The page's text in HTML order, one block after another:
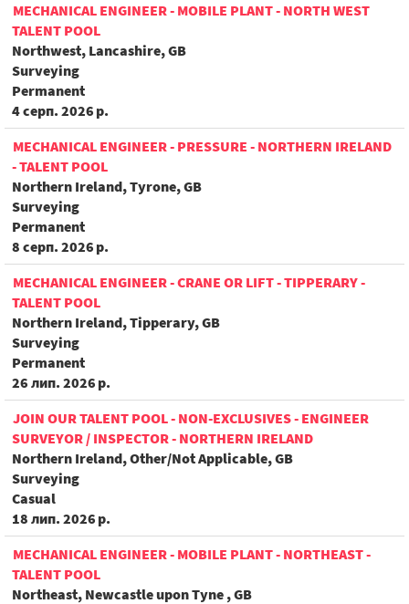
MECHANICAL ENGINEER - MOBILE PLANT - NORTH WEST
TALENT POOL
Northwest, Lancashire, GB
Surveying
Permanent
4 серп. 2026 р.
MECHANICAL ENGINEER - PRESSURE - NORTHERN IRELAND
- TALENT POOL
Northern Ireland, Tyrone, GB
Surveying
Permanent
8 серп. 2026 р.
MECHANICAL ENGINEER - CRANE OR LIFT - TIPPERARY -
TALENT POOL
Northern Ireland, Tipperary, GB
Surveying
Permanent
26 лип. 2026 р.
JOIN OUR TALENT POOL - NON-EXCLUSIVES - ENGINEER
SURVEYOR / INSPECTOR - NORTHERN IRELAND
Northern Ireland, Other/Not Applicable, GB
Surveying
Casual
18 лип. 2026 р.
MECHANICAL ENGINEER - MOBILE PLANT - NORTHEAST -
TALENT POOL
Northeast, Newcastle upon Tyne , GB